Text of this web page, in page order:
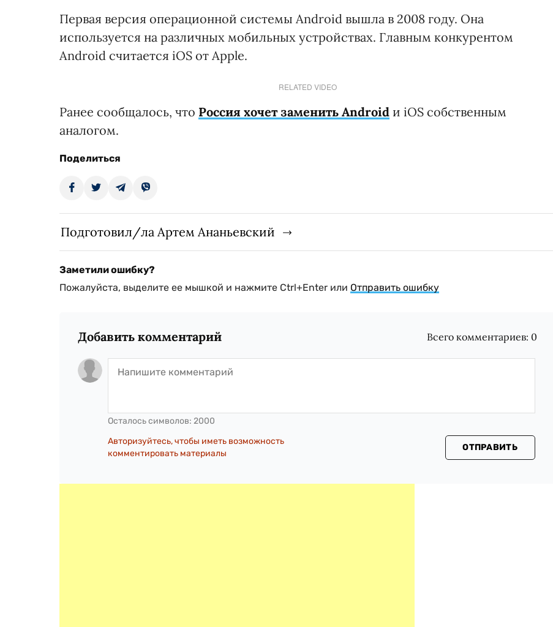
Первая версия операционной системы Android вышла в 2008 году. Она
используется на различных мобильных устройствах. Главным конкурентом
Android считается iOS от Apple.
RELATED VIDEO
Ранее сообщалось, что Россия хочет заменить Android и iOS собственным
аналогом.
Поделиться
Подготовил/ла Артем Ананьевский
Заметили ошибку?
Пожалуйста, выделите ее мышкой и нажмите Ctrl+Enter или Отправить ошибку
Добавить комментарий Всего комментариев: 0
Осталось символов: 2000
Авторизуйтесь, чтобы иметь возможность
комментировать материалы
ОТПРАВИТЬ